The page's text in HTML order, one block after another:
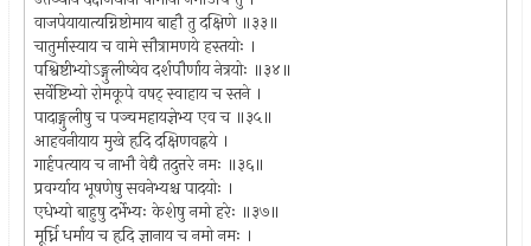
वाजपेयायात्यग्निष्टोमाय बाहौ तु दक्षिणे ॥३३॥
चातुर्मास्याय च वामे सौत्रामणये हस्तयोः ।
पश्विष्टीभ्योऽङ्गुलीष्वेव दर्शपौर्णाय नेत्रयोः ॥३४॥
सर्वेष्टिभ्यो रोमकूपे वषट् स्वाहाय च स्तने ।
पादाङ्गुलीषु च पञ्चमहायज्ञेभ्य एव च ॥३५॥
आहवनीयाय मुखे हृदि दक्षिणवह्नये ।
गार्हपत्याय च नाभौ वेद्यै तदुत्तरे नमः ॥३६॥
प्रवर्ग्याय भूषणेषु सवनेभ्यश्च पादयोः ।
एधेभ्यो बाहुषु दर्भेभ्यः केशेषु नमो हरेः ॥३७॥
मूर्ध्नि धर्माय च हृदि ज्ञानाय च नमो नमः ।